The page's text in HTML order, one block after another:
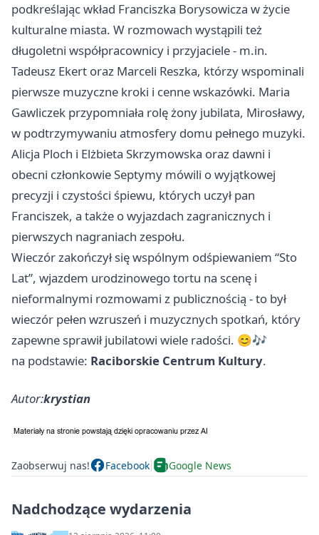
podkreślając wkład Franciszka Borysowicza w życie
kulturalne miasta. W rozmowach wystąpili też
długoletni współpracownicy i przyjaciele - m.in.
Tadeusz Ekert oraz Marceli Reszka, którzy wspominali
pierwsze muzyczne kroki i cenne wskazówki. Maria
Gawliczek przypomniała rolę żony jubilata, Mirosławy,
w podtrzymywaniu atmosfery domu pełnego muzyki.
Alicja Ploch i Elżbieta Skrzymowska oraz dawni i
obecni członkowie Septymy mówili o wyjątkowej
precyzji i czystości śpiewu, których uczył pan
Franciszek, a także o wyjazdach zagranicznych i
pierwszych nagraniach zespołu.
Wieczór zakończył się wspólnym odśpiewaniem “Sto
Lat”, wjazdem urodzinowego tortu na scenę i
nieformalnymi rozmowami z publicznością - to był
wieczór pełen wzruszeń i muzycznych spotkań, który
zapewne sprawił jubilatowi wiele radości. 😊🎶
na podstawie: Raciborskie Centrum Kultury.
Autor:krystian
Zaobserwuj nas! Facebook Google News
Nadchodzące wydarzenia